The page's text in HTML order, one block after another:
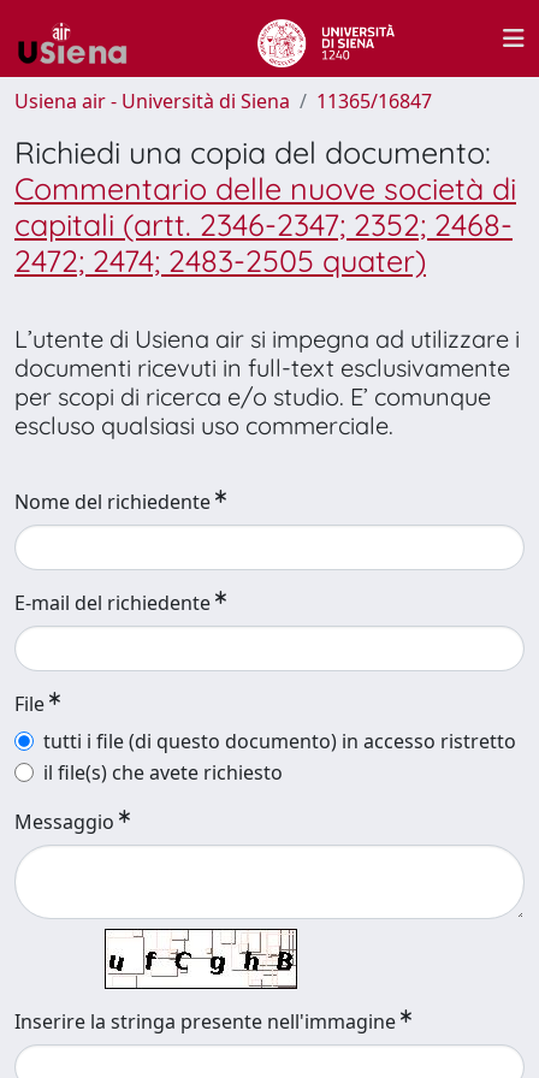
Usiena air - Università di Siena 11365/16847
Richiedi una copia del documento:
Commentario delle nuove società di
capitali (artt. 2346-2347; 2352; 2468-
2472; 2474; 2483-2505 quater)
L’utente di Usiena air si impegna ad utilizzare i
documenti ricevuti in full-text esclusivamente
per scopi di ricerca e/o studio. E’ comunque
escluso qualsiasi uso commerciale.
Nome del richiedente
E-mail del richiedente
File
tutti i file (di questo documento) in accesso ristretto
il file(s) che avete richiesto
Messaggio
Inserire la stringa presente nell'immagine